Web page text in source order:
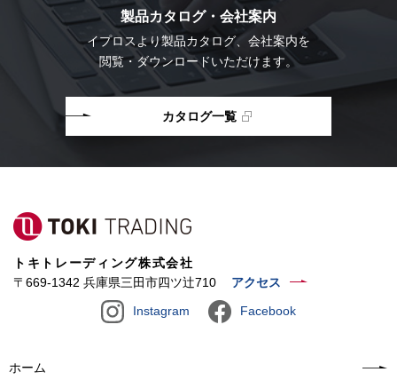
製品カタログ・会社案内
イプロスより製品カタログ、会社案内を
閲覧・ダウンロードいただけます。
カタログ一覧
トキトレーディング株式会社
〒669-1342 兵庫県三田市四ツ辻710
アクセス
Instagram Facebook
ホーム